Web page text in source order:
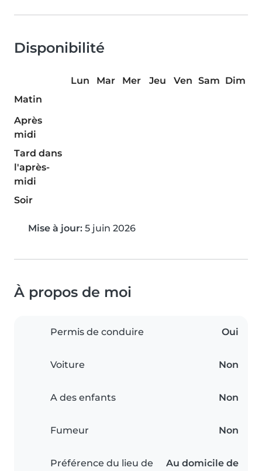
Disponibilité
Lun Mar Mer Jeu Ven Sam Dim
Matin
Après
midi
Tard dans
l'après-
midi
Soir
Mise à jour: 5 juin 2026
À propos de moi
Permis de conduire Oui
Voiture Non
A des enfants Non
Fumeur Non
Préférence du lieu de
Au domicile de